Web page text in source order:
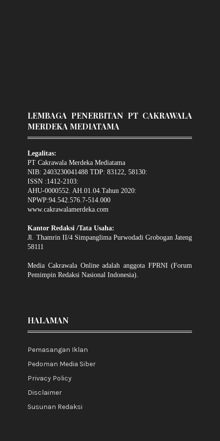
LEMBAGA PENERBITAN PT CAKRAWALA
MERDEKA MEDIATAMA
Legalitas:
PT Cakrawala Merdeka Mediatama
NIB: 2403230041488 TDP: 83122, 58130:
ISSN :1412-2103:
AHU-0000552. AH.01.04.Tahun 2020:
NPWP:94.542.576.7-514.000
www.cakrawalamerdeka.com
Kantor Redaksi /Tata Usaha:
Jl. Thamrin II/4 Simpanglima Purwodadi Grobogan Jateng
58111
Media Cakrawala Online adalah anggota FPRNI (Forum
Pemimpin Redaksi Nasional Indonesia).
HALAMAN
Pemasangan Iklan
Pedoman Media Siber
Privacy Policy
Disclaimer
Susunan Redaksi